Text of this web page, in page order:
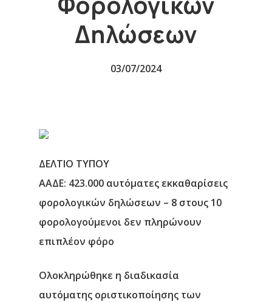
Δηλώσεων
03/07/2024
ΔΕΛΤΙΟ ΤΥΠΟΥ
ΑΑΔΕ: 423.000 αυτόματες εκκαθαρίσεις
φορολογικών δηλώσεων – 8 στους 10
φορολογούμενοι δεν πληρώνουν
επιπλέον φόρο
Ολοκληρώθηκε η διαδικασία
αυτόματης οριστικοποίησης των